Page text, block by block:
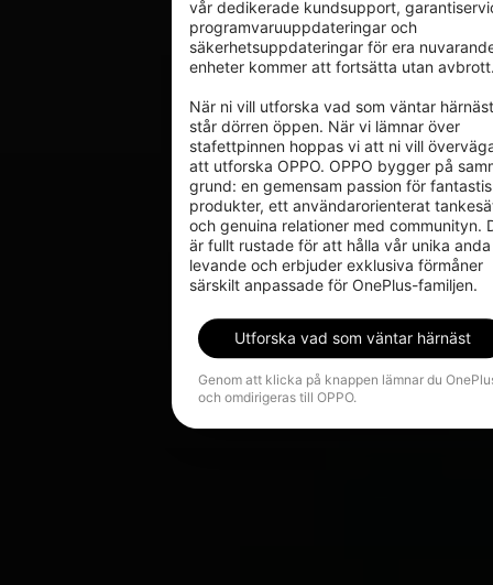
vår dedikerade kundsupport,
programvaruuppdateringar och
säkerhetsuppdateringar för era
enheter kommer att fortsätta utan
När ni vill utforska vad som väntar härnäst
står dörren öppen. När vi lämnar över
stafettpinnen hoppas vi att ni vill
att utforska OPPO. OPPO bygger på
grund: en gemensam passion för
produkter, ett användarorienterat
och genuina relationer med communityn.
är fullt rustade för att hålla vår unika anda
levande och erbjuder exklusiva förmåner
särskilt anpassade för OnePlus-familjen.
Utforska vad som väntar härnäst
Genom att klicka på knappen lämnar du
och omdirigeras till OPPO.